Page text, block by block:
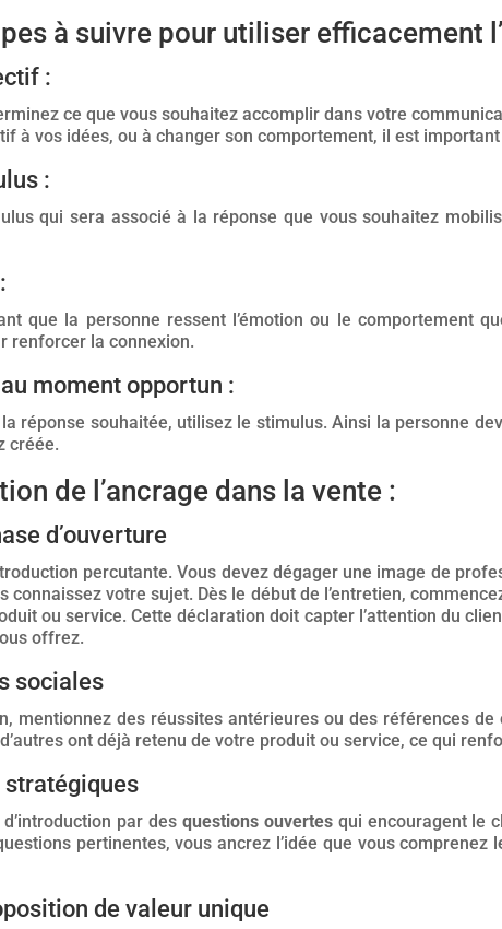
à suivre pour utiliser efficacement
:
ce que vous souhaitez accomplir dans votre
à vos idées, ou à changer son comportement, il est
:
qui sera associé à la réponse que vous souhaitez
que la personne ressent l’émotion ou le comportement
renforcer la connexion.
moment opportun :
réponse souhaitée, utilisez le stimulus. Ainsi la personne
créée.
de l’ancrage dans la vente :
d’ouverture
percutante. Vous devez dégager une image de
connaissez votre sujet. Dès le début de l’entretien,
ou service. Cette déclaration doit capter l’attention du
offrez.
sociales
mentionnez des réussites antérieures ou des références de
d’autres ont déjà retenu de votre produit ou service, ce qui
stratégiques
par des questions ouvertesqui encouragent le
pertinentes, vous ancrez l’idée que vous
de valeur unique